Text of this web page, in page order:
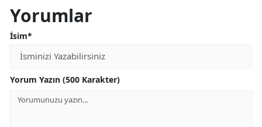
Yorumlar
İsim*
Yorum Yazın (500 Karakter)